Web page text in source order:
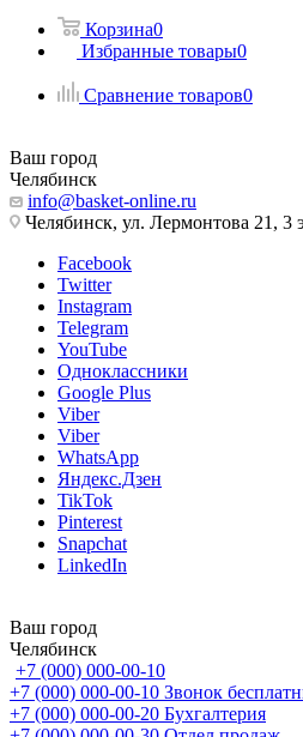
Корзина0
Избранные товары0
Сравнение товаров0
Ваш город
Челябинск
info@basket-online.ru
Челябинск, ул. Лермонтова 21, 3
Facebook
Twitter
Instagram
Telegram
YouTube
Одноклассники
Google Plus
Viber
Viber
WhatsApp
Яндекс.Дзен
TikTok
Pinterest
Snapchat
LinkedIn
Ваш город
Челябинск
+7 (000) 000-00-10
+7 (000) 000-00-10 Звонок
+7 (000) 000-00-20 Бухгалтерия